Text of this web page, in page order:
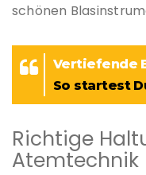
schönen
Vertiefende
So startest
Richtige
Atemtechnik